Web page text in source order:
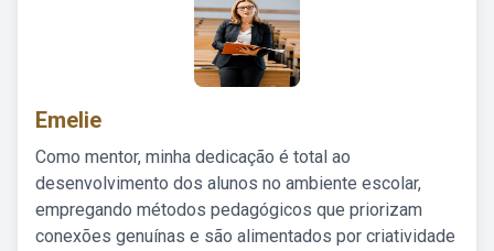
Emelie
Como mentor, minha dedicação é total ao
desenvolvimento dos alunos no ambiente escolar,
empregando métodos pedagógicos que priorizam
conexões genuínas e são alimentados por criatividade